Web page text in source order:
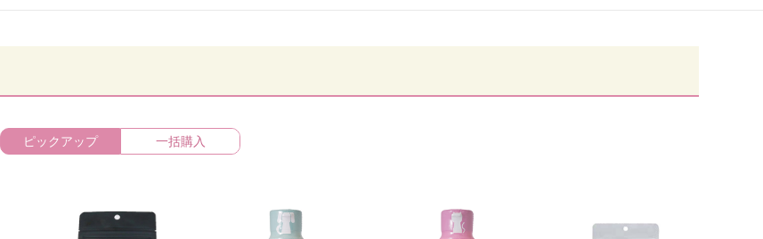
ピックアップ 一括購入